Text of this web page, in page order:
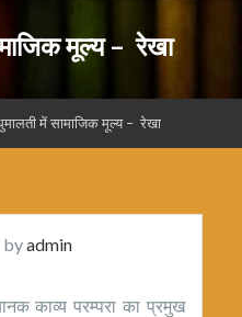
मूल्य – रेखा
में सामाजिक मूल्य – रेखा
byadmin
काव्य परम्परा का प्रमुख